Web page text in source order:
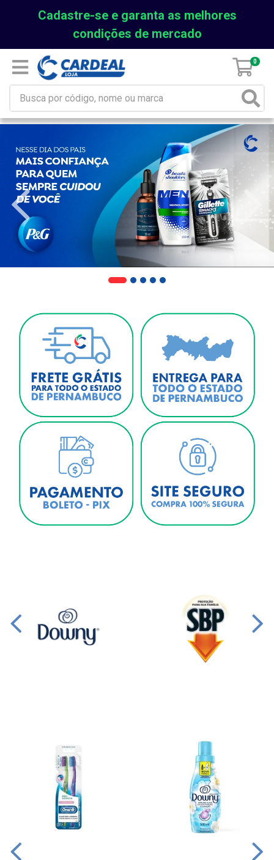
Cadastre-se e garanta as melhores
condições de mercado
0